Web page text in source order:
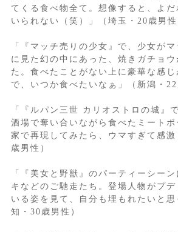
てくる食べ物全て。想像すると、よ
いられない（笑）」（埼玉・20歳男性
「『マッチ売りの少女』で、少女が
に見た幻の中にあった、焼きガチョウ
た。食べたことがない上に豪華な感
で、いつか食べたいなぁ」（新潟・22
「『ルパン三世 カリオストロの城』
酒場で奪い合いながら食べたミートボ
家で再現してみたら、ウマすぎて感
歳男性）
「『美女と野獣』のパーティーシー
キなどのご馳走たち。登場人物がプデ
いる姿を見て、自分も埋もれたいと
知・30歳男性）